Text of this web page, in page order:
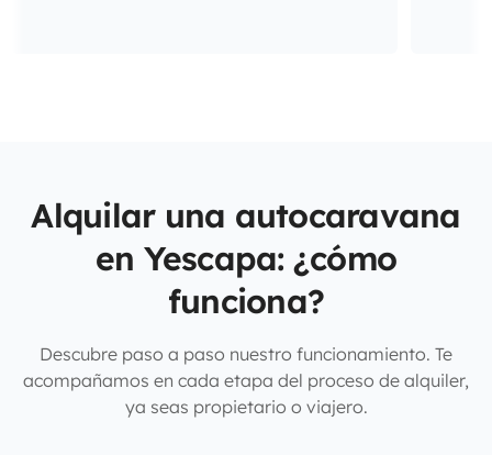
Alquilar una autocaravana
en Yescapa: ¿cómo
funciona?
Descubre paso a paso nuestro funcionamiento. Te
acompañamos en cada etapa del proceso de alquiler,
ya seas propietario o viajero.